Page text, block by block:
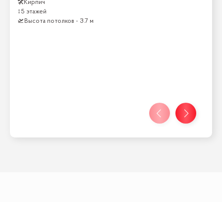
🛠Кирпич
↕ 5 этажей
🛫 Высота потолков - 3.7 м